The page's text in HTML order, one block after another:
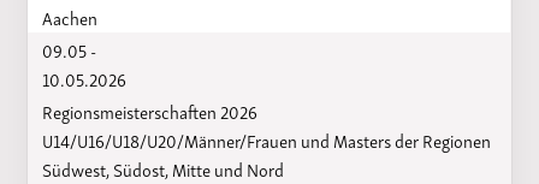
Aachen
09.05 -
10.05.2026
Regionsmeisterschaften 2026
U14/U16/U18/U20/Männer/Frauen und Masters der Regionen
Südwest, Südost, Mitte und Nord